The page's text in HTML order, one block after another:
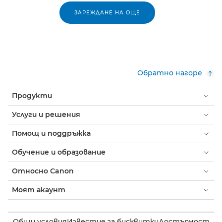
ЗАРЕЖДАНЕ НА ОЩЕ
Обратно нагоре
Продукти
Услуги и решения
Помощ и поддръжка
Обучение и образование
Относно Canon
Моят акаунт